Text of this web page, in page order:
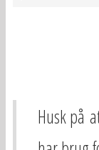
Husk på